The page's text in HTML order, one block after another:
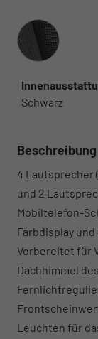
Schwarz
Beschreibung
4 Lautsprecher
und 2
Mobiltelefon-
Farbdisplay
Vorbereitet für
Dachhimmel
Leuchten für